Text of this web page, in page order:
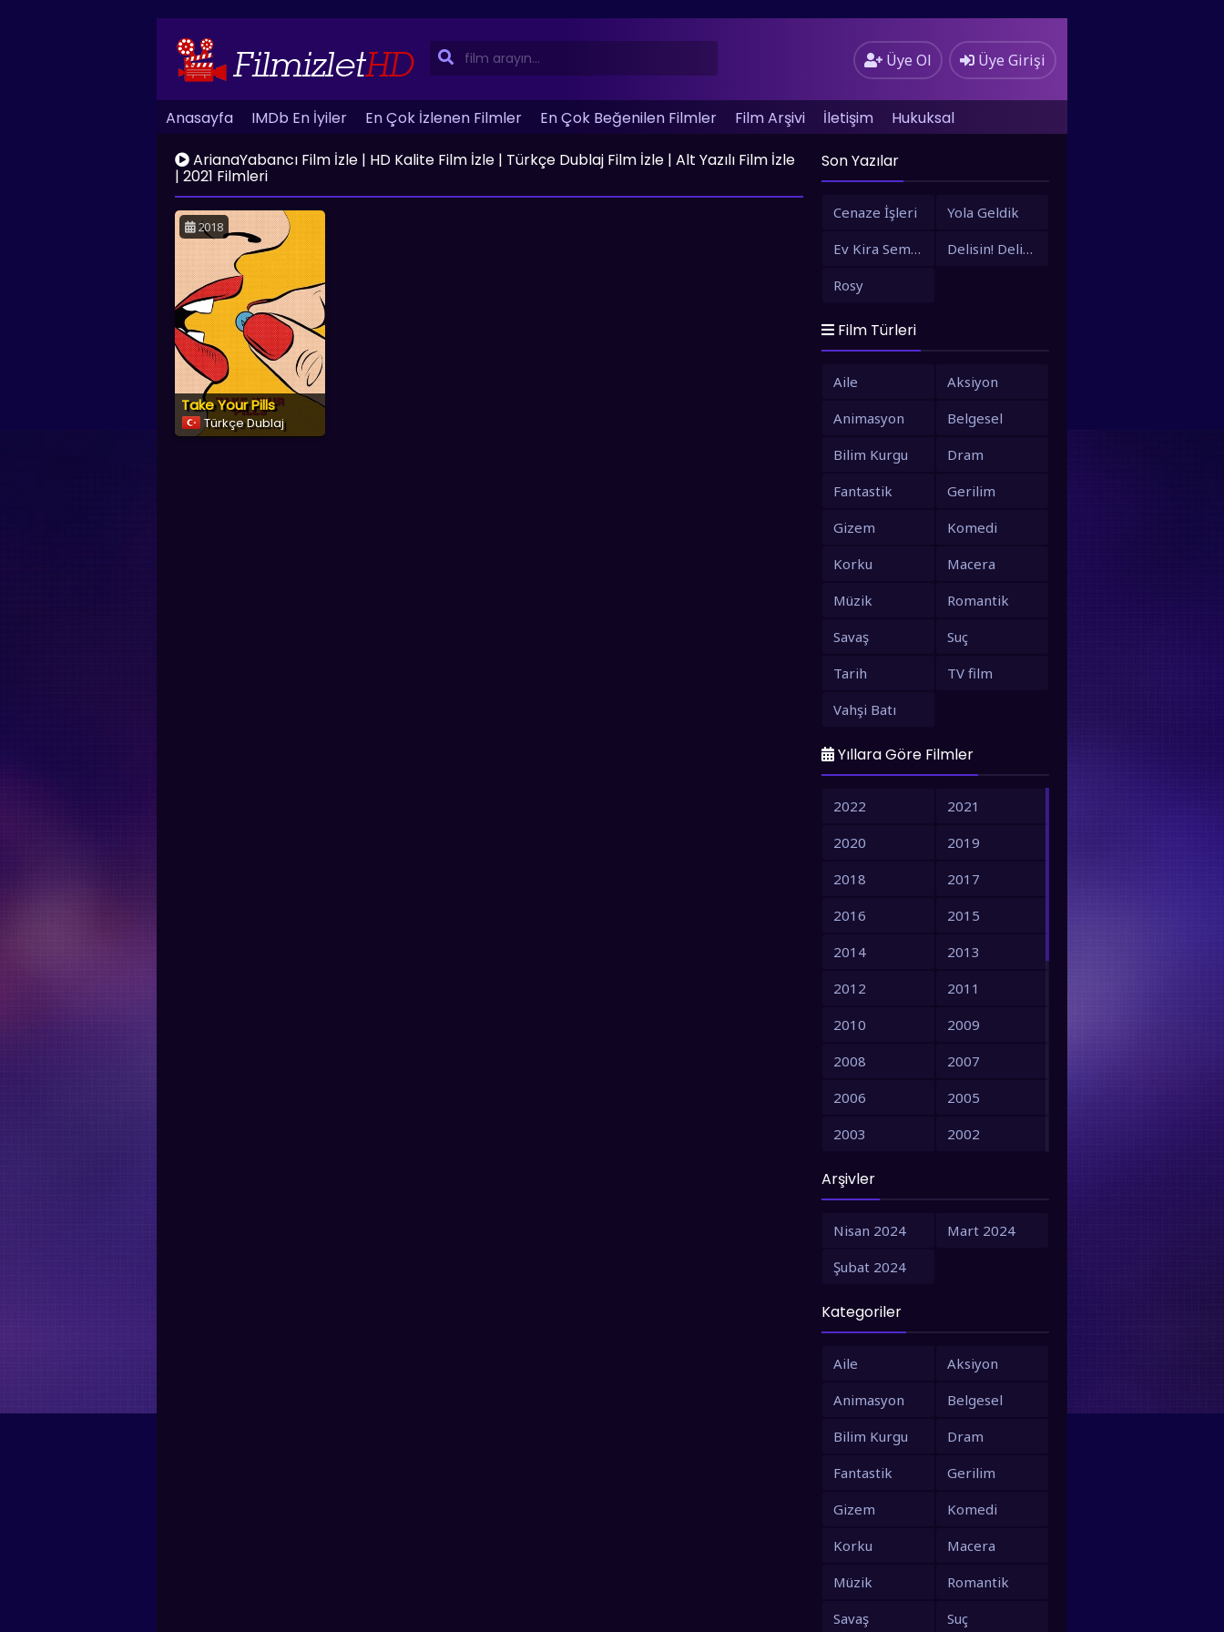
Üye Ol Üye Girişi
Anasayfa IMDb En İyiler En Çok İzlenen Filmler En Çok Beğenilen Filmler Film Arşivi İletişim
Hukuksal
ArianaYabancı Film İzle | HD Kalite Film İzle | Türkçe Dublaj Film İzle | Alt Yazılı Film İzle
| 2021 Filmleri
2018
Take Your Pills
Türkçe Dublaj
Son Yazılar
Cenaze İşleri
Yola Geldik
Ev Kira Semt Bizim
Delisin! Delisin!
Rosy
Film Türleri
Aile
Aksiyon
Animasyon
Belgesel
Bilim Kurgu
Dram
Fantastik
Gerilim
Gizem
Komedi
Korku
Macera
Müzik
Romantik
Savaş
Suç
Tarih
TV film
Vahşi Batı
Yıllara Göre Filmler
2022
2021
2020
2019
2018
2017
2016
2015
2014
2013
2012
2011
2010
2009
2008
2007
2006
2005
2003
2002
2001
1993
1991
Arşivler
Nisan 2024
Mart 2024
Şubat 2024
Kategoriler
Aile
Aksiyon
Animasyon
Belgesel
Bilim Kurgu
Dram
Fantastik
Gerilim
Gizem
Komedi
Korku
Macera
Müzik
Romantik
Savaş
Suç